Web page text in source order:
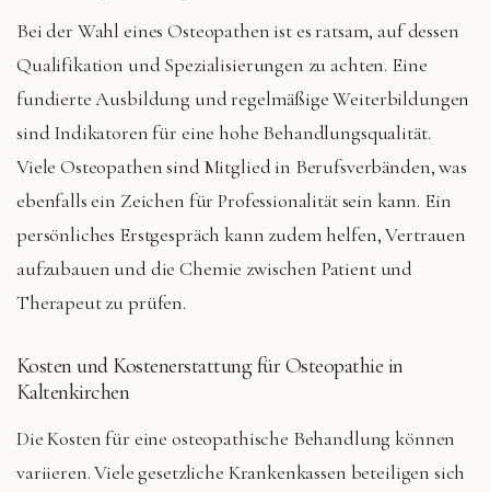
Bei der Wahl eines Osteopathen ist es ratsam, auf dessen
Qualifikation und Spezialisierungen zu achten. Eine
fundierte Ausbildung und regelmäßige Weiterbildungen
sind Indikatoren für eine hohe Behandlungsqualität.
Viele Osteopathen sind Mitglied in Berufsverbänden, was
ebenfalls ein Zeichen für Professionalität sein kann. Ein
persönliches Erstgespräch kann zudem helfen, Vertrauen
aufzubauen und die Chemie zwischen Patient und
Therapeut zu prüfen.
Kosten und Kostenerstattung für Osteopathie in
Kaltenkirchen
Die Kosten für eine osteopathische Behandlung können
variieren. Viele gesetzliche Krankenkassen beteiligen sich